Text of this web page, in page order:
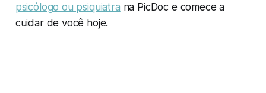
psicólogo ou psiquiatra na PicDoc e comece a
cuidar de você hoje.